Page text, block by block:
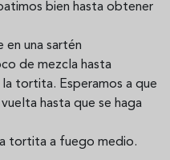
bien hasta obtener
en una sartén
de mezcla hasta
tortita. Esperamos a que
hasta que se haga
tortita a fuego medio.